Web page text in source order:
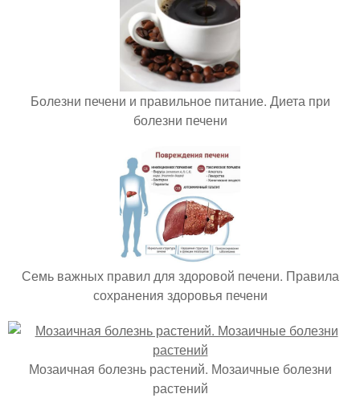
Болезни печени и правильное питание. Диета при
болезни печени
Семь важных правил для здоровой печени. Правила
сохранения здоровья печени
Мозаичная болезнь растений. Мозаичные болезни
растений